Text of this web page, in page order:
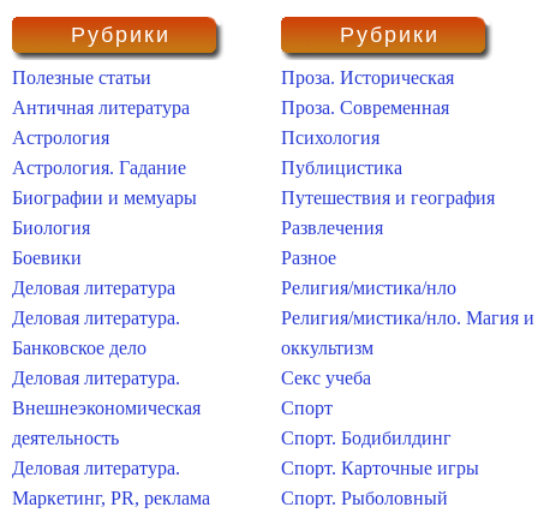
Рубрики
Полезные статьи
Античная литература
Астрология
Астрология. Гадание
Биографии и мемуары
Биология
Боевики
Деловая литература
Деловая литература.
Банковское дело
Деловая литература.
Внешнеэкономическая
деятельность
Деловая литература.
Маркетинг, PR, реклама
Рубрики
Проза. Историческая
Проза. Современная
Психология
Публицистика
Путешествия и география
Развлечения
Разное
Религия/мистика/нло
Религия/мистика/нло. Магия и
оккультизм
Секс учеба
Спорт
Спорт. Бодибилдинг
Спорт. Карточные игры
Спорт. Рыболовный